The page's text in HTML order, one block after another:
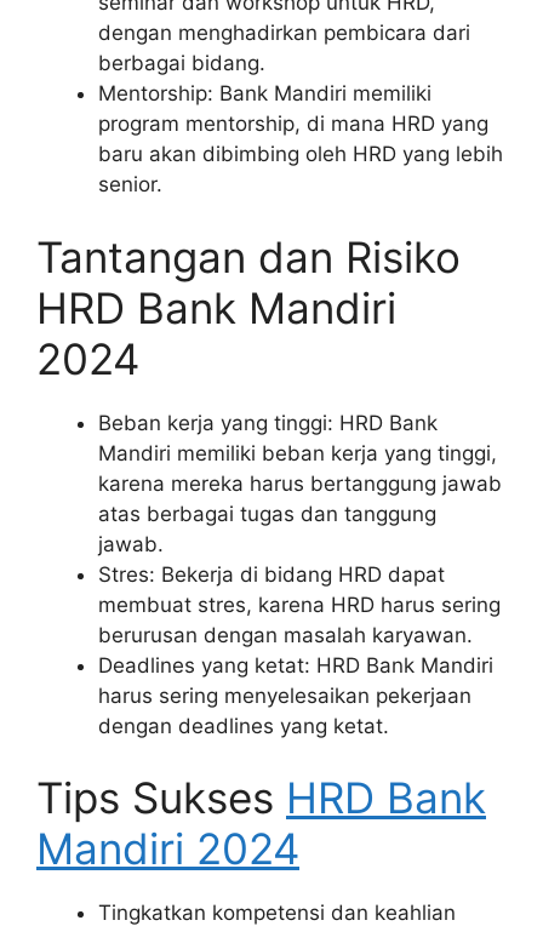
dengan menghadirkan pembicara dari
berbagai bidang.
Mentorship: Bank Mandiri memiliki
program mentorship, di mana HRD yang
baru akan dibimbing oleh HRD yang lebih
senior.
Tantangan dan Risiko
HRD Bank Mandiri
2024
Beban kerja yang tinggi: HRD Bank
Mandiri memiliki beban kerja yang tinggi,
karena mereka harus bertanggung jawab
atas berbagai tugas dan tanggung
jawab.
Stres: Bekerja di bidang HRD dapat
membuat stres, karena HRD harus sering
berurusan dengan masalah karyawan.
Deadlines yang ketat: HRD Bank Mandiri
harus sering menyelesaikan pekerjaan
dengan deadlines yang ketat.
Tips Sukses HRD Bank
Mandiri 2024
Tingkatkan kompetensi dan keahlian